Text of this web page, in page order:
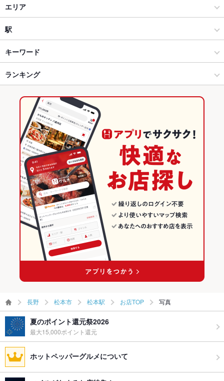
居酒屋
和風
松本市 × 居酒屋
松本市 × 和風
松本駅 × 居酒屋
松本駅 × 和風
ダイニングバー・バル
和風・創作
松本市 × ダイニングバー・バル
松本市 × 和風・創作
松本駅 × ダイニングバー・バル
松本駅 × 和風・創作
エリア
松本駅
松本駅 × 居酒屋
松本駅 × 和風
松本駅 × ダイニングバー・バル
松本駅 × 和風・創作
長野 × 居酒屋
長野 × 和風
長野 × ダイニングバー・バル
長野 × 和風・創作
駅
松本駅
南松本駅
キーワード
卵焼き からあげ
マルゲリータ ジンギスカン フレンチトースト
わさび丼
ランキング
長野のグルメランキング
長野の居酒屋ランキング
松本市のグルメランキング
松本市の居酒屋ランキング
松本駅のグルメランキング
松本駅の居酒屋ランキング
長野 松本市 松本駅 お店TOP 写真
夏のポイント還元祭2026
最大15,000ポイント還元
ホットペッパーグルメについて